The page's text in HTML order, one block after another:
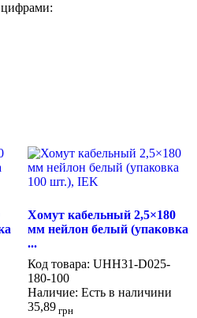
цифрами:
Хомут кабельный 2,5×180
мм нейлон белый (упаковка
...
Код товара: UHH31-D025-
180-100
Наличие: Есть в наличини
35,89грн